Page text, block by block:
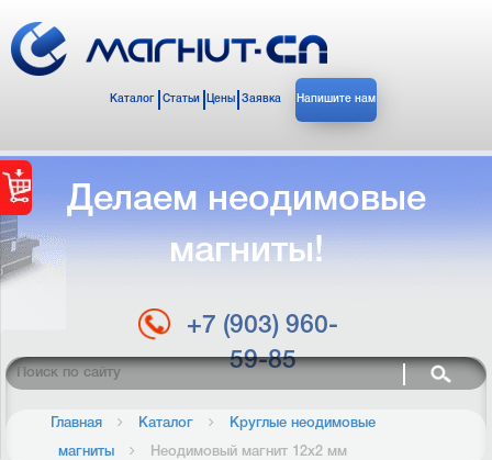
Каталог Статьи Цены Заявка Напишите нам
Делаем неодимовые
магниты!
+7 (903) 960-
59-85
Главная Каталог Круглые неодимовые
магниты Неодимовый магнит 12х2 мм